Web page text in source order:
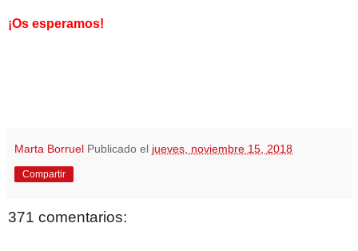
¡Os esperamos!
Marta Borruel Publicado el jueves, noviembre 15, 2018
Compartir
371 comentarios: